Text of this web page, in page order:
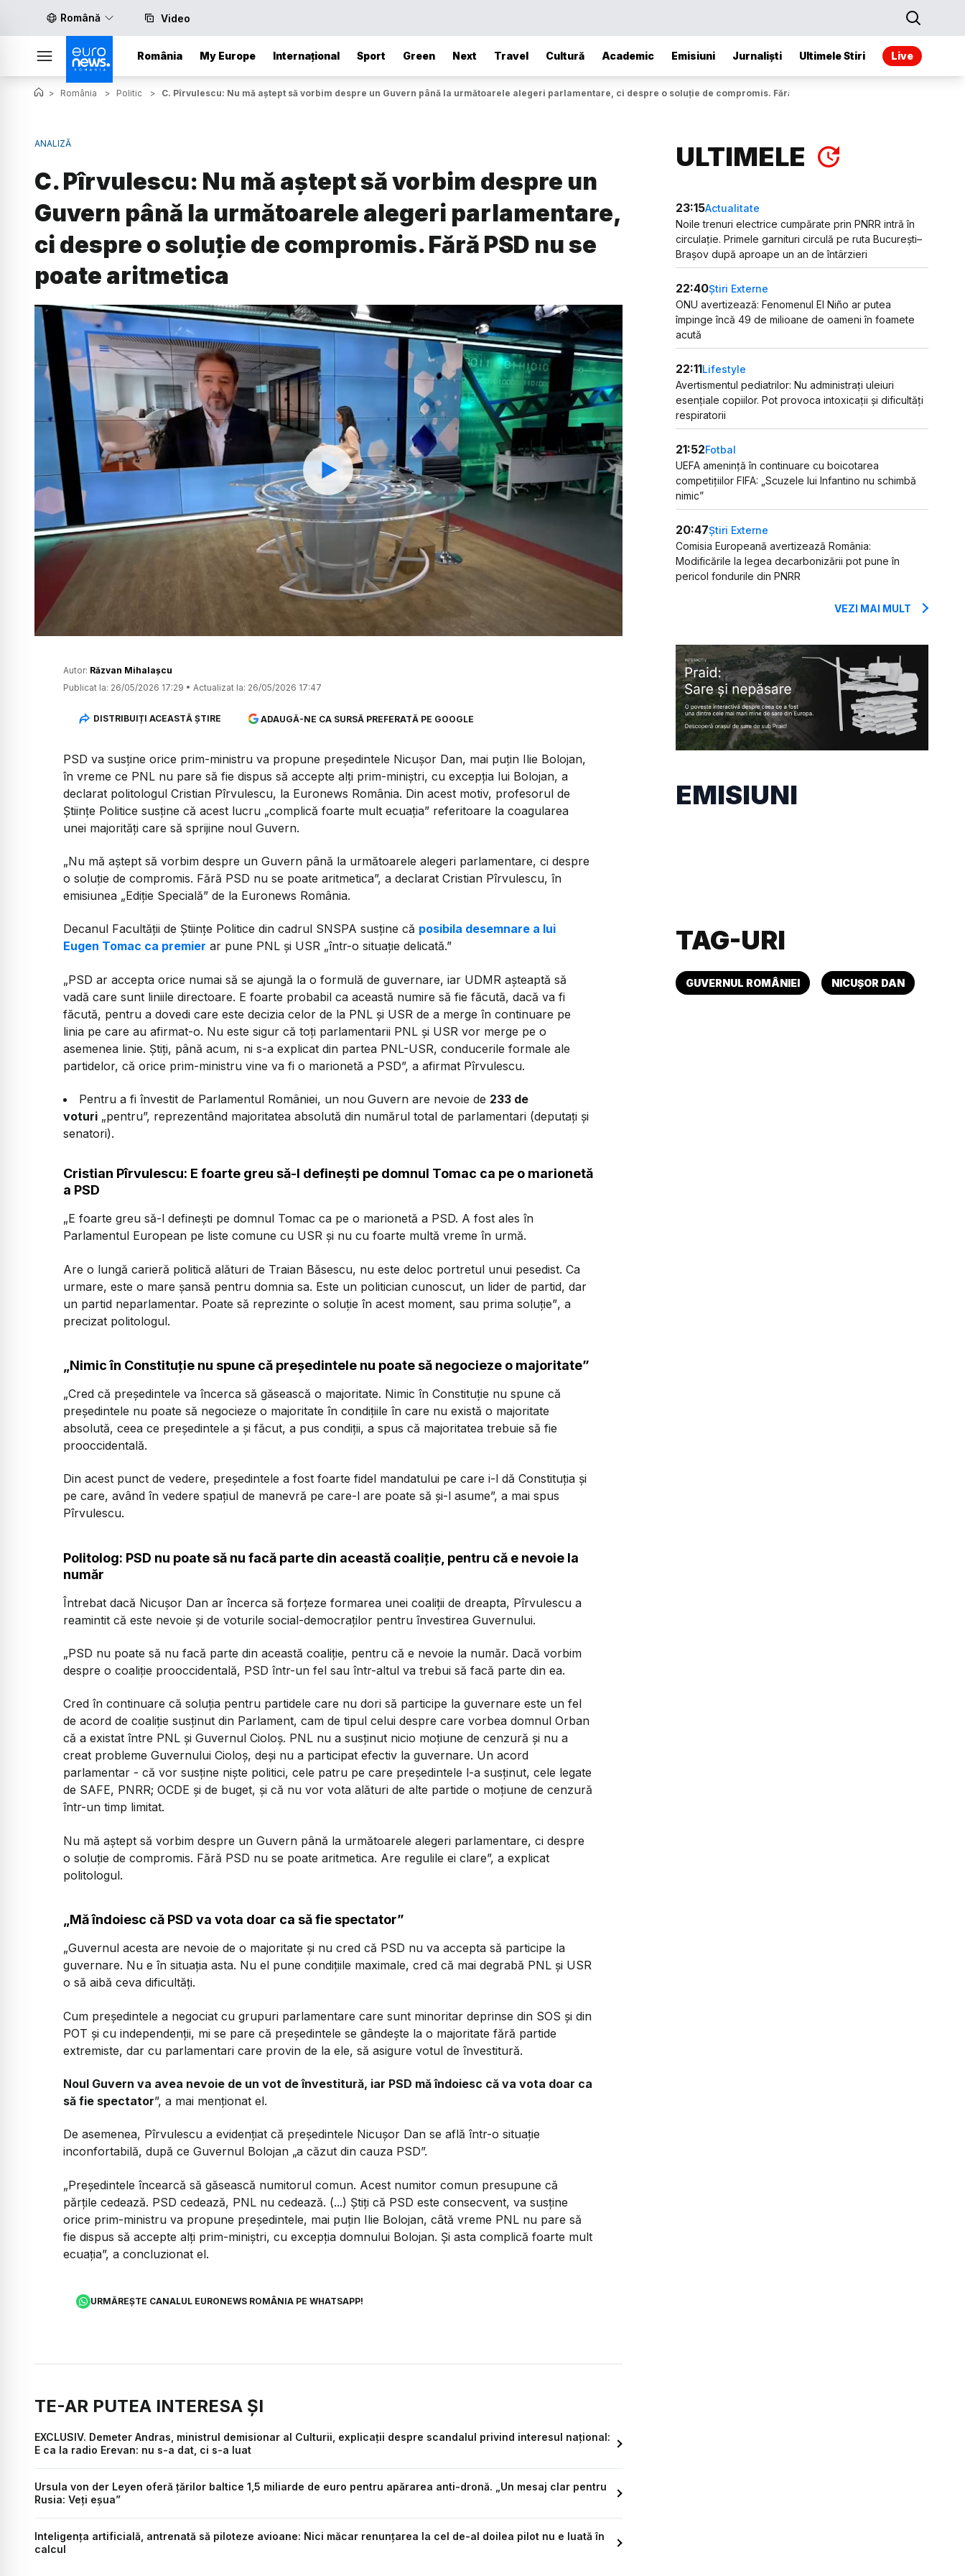
Română Video
România My Europe Internațional Sport Green Next Travel Cultură Academic Emisiuni Jurnaliști Ultimele Stiri Live
> România > Politic > C. Pîrvulescu: Nu mă aștept să vorbim despre un Guvern până la următoarele alegeri parlamentare, ci despre o soluție de compromis. Fără PSD nu se poate aritmetica
ANALIZĂ
C. Pîrvulescu: Nu mă aștept să vorbim despre un
Guvern până la următoarele alegeri parlamentare,
ci despre o soluție de compromis. Fără PSD nu se
poate aritmetica
Watch
Autor: Răzvan Mihalașcu
Publicat la: 26/05/2026 17:29 • Actualizat la: 26/05/2026 17:47
DISTRIBUIȚI ACEASTĂ ȘTIRE ADAUGĂ-NE CA SURSĂ PREFERATĂ PE GOOGLE
PSD va susține orice prim-ministru va propune președintele Nicușor Dan, mai puțin Ilie Bolojan,
în vreme ce PNL nu pare să fie dispus să accepte alți prim-miniștri, cu excepția lui Bolojan, a
declarat politologul Cristian Pîrvulescu, la Euronews România. Din acest motiv, profesorul de
Științe Politice susține că acest lucru „complică foarte mult ecuația” referitoare la coagularea
unei majorități care să sprijine noul Guvern.
„Nu mă aștept să vorbim despre un Guvern până la următoarele alegeri parlamentare, ci despre
o soluție de compromis. Fără PSD nu se poate aritmetica”, a declarat Cristian Pîrvulescu, în
emisiunea „Ediție Specială” de la Euronews România.
Decanul Facultății de Științe Politice din cadrul SNSPA susține că posibila desemnare a lui
Eugen Tomac ca premier ar pune PNL și USR „într-o situație delicată.”
„PSD ar accepta orice numai să se ajungă la o formulă de guvernare, iar UDMR așteaptă să
vadă care sunt liniile directoare. E foarte probabil ca această numire să fie făcută, dacă va fi
făcută, pentru a dovedi care este decizia celor de la PNL și USR de a merge în continuare pe
linia pe care au afirmat-o. Nu este sigur că toți parlamentarii PNL și USR vor merge pe o
asemenea linie. Știți, până acum, ni s-a explicat din partea PNL-USR, conducerile formale ale
partidelor, că orice prim-ministru vine va fi o marionetă a PSD”, a afirmat Pîrvulescu.
Pentru a fi învestit de Parlamentul României, un nou Guvern are nevoie de 233 de
voturi „pentru”, reprezentând majoritatea absolută din numărul total de parlamentari (deputați și
senatori).
Cristian Pîrvulescu: E foarte greu să-l definești pe domnul Tomac ca pe o marionetă
a PSD
„E foarte greu să-l definești pe domnul Tomac ca pe o marionetă a PSD. A fost ales în
Parlamentul European pe liste comune cu USR și nu cu foarte multă vreme în urmă.
Are o lungă carieră politică alături de Traian Băsescu, nu este deloc portretul unui pesedist. Ca
urmare, este o mare șansă pentru domnia sa. Este un politician cunoscut, un lider de partid, dar
un partid neparlamentar. Poate să reprezinte o soluție în acest moment, sau prima soluție”, a
precizat politologul.
„Nimic în Constituție nu spune că președintele nu poate să negocieze o majoritate”
„Cred că președintele va încerca să găsească o majoritate. Nimic în Constituție nu spune că
președintele nu poate să negocieze o majoritate în condițiile în care nu există o majoritate
absolută, ceea ce președintele a și făcut, a pus condiții, a spus că majoritatea trebuie să fie
prooccidentală.
Din acest punct de vedere, președintele a fost foarte fidel mandatului pe care i-l dă Constituția și
pe care, având în vedere spațiul de manevră pe care-l are poate să și-l asume”, a mai spus
Pîrvulescu.
Politolog: PSD nu poate să nu facă parte din această coaliție, pentru că e nevoie la
număr
Întrebat dacă Nicușor Dan ar încerca să forțeze formarea unei coaliții de dreapta, Pîrvulescu a
reamintit că este nevoie și de voturile social-democraților pentru învestirea Guvernului.
„PSD nu poate să nu facă parte din această coaliție, pentru că e nevoie la număr. Dacă vorbim
despre o coaliție prooccidentală, PSD într-un fel sau într-altul va trebui să facă parte din ea.
Cred în continuare că soluția pentru partidele care nu dori să participe la guvernare este un fel
de acord de coaliție susținut din Parlament, cam de tipul celui despre care vorbea domnul Orban
că a existat între PNL și Guvernul Cioloș. PNL nu a susținut nicio moțiune de cenzură și nu a
creat probleme Guvernului Cioloș, deși nu a participat efectiv la guvernare. Un acord
parlamentar - că vor susține niște politici, cele patru pe care președintele l-a susținut, cele legate
de SAFE, PNRR; OCDE și de buget, și că nu vor vota alături de alte partide o moțiune de cenzură
într-un timp limitat.
Nu mă aștept să vorbim despre un Guvern până la următoarele alegeri parlamentare, ci despre
o soluție de compromis. Fără PSD nu se poate aritmetica. Are regulile ei clare”, a explicat
politologul.
„Mă îndoiesc că PSD va vota doar ca să fie spectator”
„Guvernul acesta are nevoie de o majoritate și nu cred că PSD nu va accepta să participe la
guvernare. Nu e în situația asta. Nu el pune condițiile maximale, cred că mai degrabă PNL și USR
o să aibă ceva dificultăți.
Cum președintele a negociat cu grupuri parlamentare care sunt minoritar deprinse din SOS și din
POT și cu independenții, mi se pare că președintele se gândește la o majoritate fără partide
extremiste, dar cu parlamentari care provin de la ele, să asigure votul de învestitură.
Noul Guvern va avea nevoie de un vot de învestitură, iar PSD mă îndoiesc că va vota doar ca
să fie spectator”, a mai menționat el.
De asemenea, Pîrvulescu a evidențiat că președintele Nicușor Dan se află într-o situație
inconfortabilă, după ce Guvernul Bolojan „a căzut din cauza PSD”.
„Președintele încearcă să găsească numitorul comun. Acest numitor comun presupune că
părțile cedează. PSD cedează, PNL nu cedează. (...) Știți că PSD este consecvent, va susține
orice prim-ministru va propune președintele, mai puțin Ilie Bolojan, câtă vreme PNL nu pare să
fie dispus să accepte alți prim-miniștri, cu excepția domnului Bolojan. Și asta complică foarte mult
ecuația”, a concluzionat el.
URMĂREȘTE CANALUL EURONEWS ROMÂNIA PE WHATSAPP!
TE-AR PUTEA INTERESA ȘI
EXCLUSIV. Demeter Andras, ministrul demisionar al Culturii, explicații despre scandalul privind interesul național:
E ca la radio Erevan: nu s-a dat, ci s-a luat
Ursula von der Leyen oferă țărilor baltice 1,5 miliarde de euro pentru apărarea anti-dronă. „Un mesaj clar pentru
Rusia: Veți eșua”
Inteligența artificială, antrenată să piloteze avioane: Nici măcar renunțarea la cel de-al doilea pilot nu e luată în
calcul
ULTIMELE
23:15Actualitate
Noile trenuri electrice cumpărate prin PNRR intră în
circulație. Primele garnituri circulă pe ruta București–
Brașov după aproape un an de întârzieri
22:40Știri Externe
ONU avertizează: Fenomenul El Niño ar putea
împinge încă 49 de milioane de oameni în foamete
acută
22:11Lifestyle
Avertismentul pediatrilor: Nu administrați uleiuri
esențiale copiilor. Pot provoca intoxicații și dificultăți
respiratorii
21:52Fotbal
UEFA amenință în continuare cu boicotarea
competițiilor FIFA: „Scuzele lui Infantino nu schimbă
nimic”
20:47Știri Externe
Comisia Europeană avertizează România:
Modificările la legea decarbonizării pot pune în
pericol fondurile din PNRR
VEZI MAI MULT
EMISIUNI
TAG-URI
GUVERNUL ROMÂNIEI NICUȘOR DAN